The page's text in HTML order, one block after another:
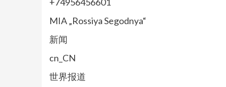
MIA „Rossiya Segodnya“
新闻
cn_CN
世界报道